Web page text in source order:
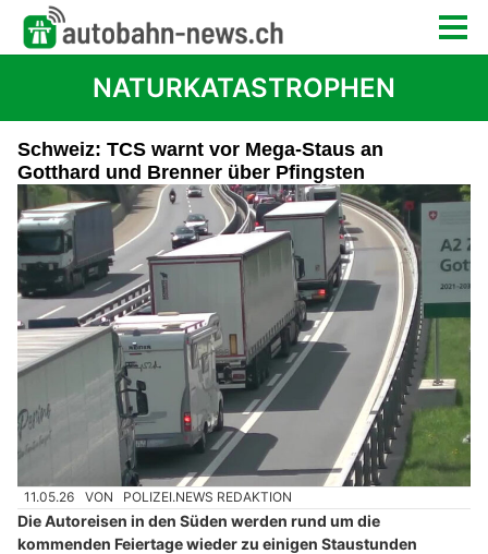
NATURKATASTROPHEN
Schweiz: TCS warnt vor Mega-Staus an
Gotthard und Brenner über Pfingsten
11.05.26 VON POLIZEI.NEWS REDAKTION
Die Autoreisen in den Süden werden rund um die
kommenden Feiertage wieder zu einigen Staustunden